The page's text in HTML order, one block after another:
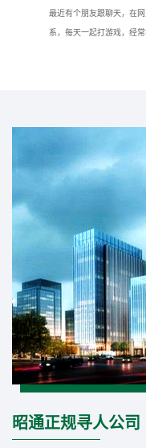
最近有个朋友跟聊天，在
系，每天一起打游戏，经
昭通正规寻人公司